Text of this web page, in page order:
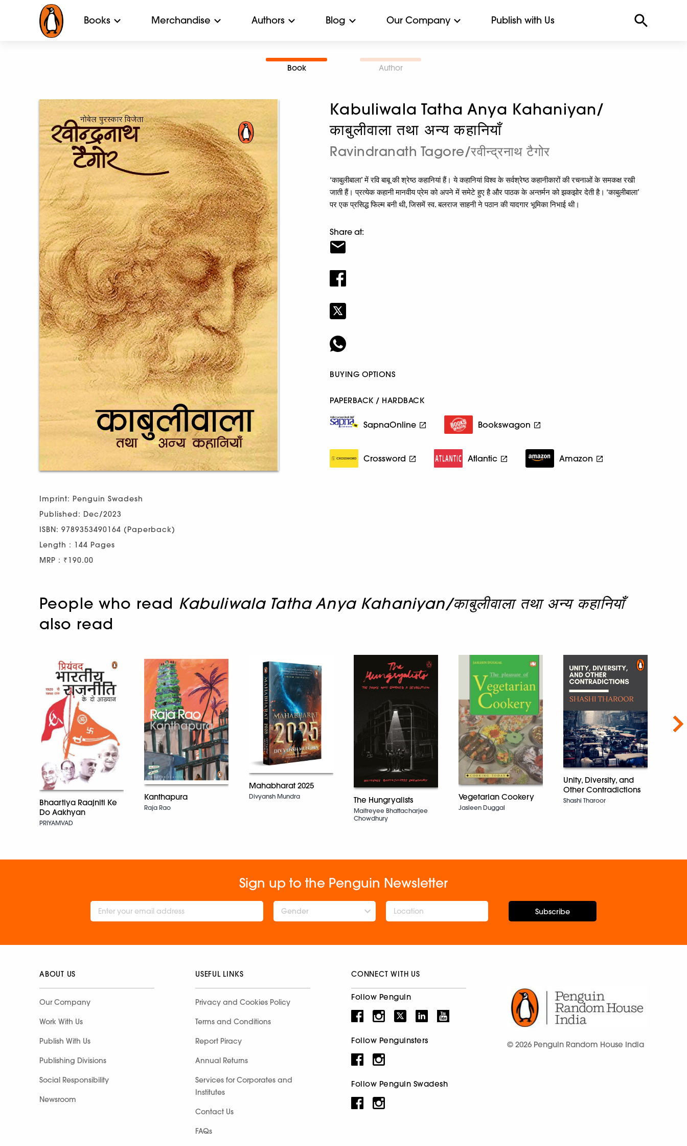
Books Merchandise Authors Blog Our Company Publish with Us
Book Author
Imprint: Penguin Swadesh
Published: Dec/2023
ISBN: 9789353490164 (Paperback)
Length : 144 Pages
MRP : ₹190.00
Kabuliwala Tatha Anya Kahaniyan/
काबुलीवाला तथा अन्य कहानियाँ
Ravindranath Tagore/रवीन्द्रनाथ टैगोर
‘काबुलीबाला’ में रवि बाबू की श्रेष्ठ कहानियां हैं। ये कहानियां विश्व के सर्वश्रेष्ठ कहानीकारों की रचनाओं के समकक्ष रखी
जाती हैं। प्रत्येक कहानी मानवीय प्रेम को अपने में समेटे हुए है और पाठक के अन्तर्मन को झकझोर देती है। ‘काबुलीबाला’
पर एक प्रसिद्ध फिल्म बनी थी, जिसमें स्व. बलराज साहनी ने पठान की यादगार भूमिका निभाई थी।
Share at:
BUYING OPTIONS
PAPERBACK / HARDBACK
SapnaOnline Bookswagon
Crossword Atlantic Amazon
People who read Kabuliwala Tatha Anya Kahaniyan/काबुलीवाला तथा अन्य कहानियाँ
also read
Bhaartiya Raajniti Ke
Do Aakhyan
PRIYAMVAD
Kanthapura
Raja Rao
Mahabharat 2025
Divyansh Mundra The Hungryalists
Maitreyee Bhattacharjee
Chowdhury
Vegetarian Cookery
Jasleen Duggal
Unity, Diversity, and
Other Contradictions
Shashi Tharoor
Sign up to the Penguin Newsletter
Gender Subscribe
ABOUT US
Our Company
Work With Us
Publish With Us
Publishing Divisions
Social Responsibility
Newsroom
USEFUL LINKS
Privacy and Cookies Policy
Terms and Conditions
Report Piracy
Annual Returns
Services for Corporates and
Institutes
Contact Us
FAQs
CONNECT WITH US
Follow Penguin
Follow Penguinsters
Follow Penguin Swadesh
© 2026 Penguin Random House India